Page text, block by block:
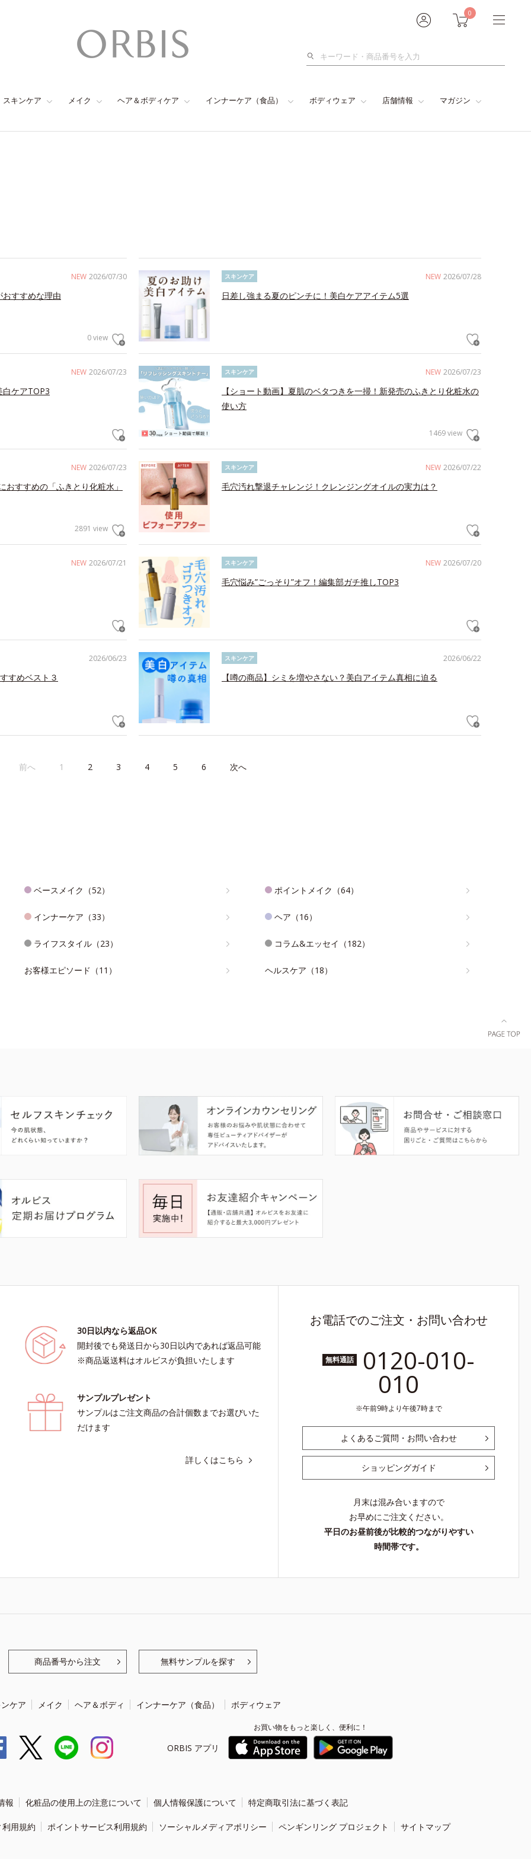
0
検
スキンケア メイク ヘア＆ボディケア インナーケア（食品） ボディウェア 店舗情報 マガジン
NEW 2026/07/30
すすめな理由
0 view
NEW 2026/07/28
スキンケア
日差し強まる夏のピンチに！美白ケアアイテム5選
NEW 2026/07/23
ケアTOP3
NEW 2026/07/23
スキンケア
【ショート動画】夏肌のベタつきを一掃！新発売のふきとり化粧水の
使い方
1469 view
NEW 2026/07/23
すすめの「ふきとり化粧水」
2891 view
NEW 2026/07/22
スキンケア
毛穴汚れ撃退チャレンジ！クレンジングオイルの実力は？
NEW 2026/07/21 NEW 2026/07/20
スキンケア
毛穴悩み”ごっそり”オフ！編集部ガチ推しTOP3
2026/06/23
すめベスト３
2026/06/22
スキンケア
【噂の商品】シミを増やさない？美白アイテム真相に迫る
前へ 1 2 3 4 5 6 次へ
ベースメイク（52） ポイントメイク（64）
インナーケア（33） ヘア（16）
ライフスタイル（23） コラム&エッセイ（182）
お客様エピソード（11） ヘルスケア（18）
30日以内なら返品OK
開封後でも発送日から30日以内であれば返品可能
※商品返送料はオルビスが負担いたします
サンプルプレゼント
サンプルはご注文商品の合計個数までお選びいた
だけます
詳しくはこちら
お電話でのご注文・お問い合わせ
無料通話 0120-010-
010
午前9時より午後7時まで
よくあるご質問・お問い合わせ
ショッピングガイド
月末は混み合いますので
お早めにご注文ください。
平日のお昼前後が比較的つながりやすい
時間帯です。
商品番号から注文 無料サンプルを探す
ケア メイク ヘア＆ボディ インナーケア（食品） ボディウェア
ORBIS アプリ
お買い物をもっと楽しく、便利に！
報 化粧品の使用上の注意について 個人情報保護について 特定商取引法に基づく表記
用規約 ポイントサービス利用規約 ソーシャルメディアポリシー ペンギンリング プロジェクト サイトマップ